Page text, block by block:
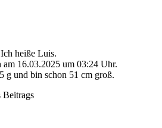
Ich heiße Luis.
am 16.03.2025 um 03:24 Uhr.
g und bin schon 51 cm groß.
Beitrags